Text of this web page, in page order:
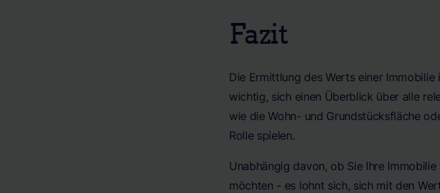
Fazit
Die Ermittlung des Werts einer
wichtig, sich einen Überblick über alle
wie die Wohn- und Grundstücksfläche
Rolle spielen.
Unabhängig davon, ob Sie Ihre
möchten - es lohnt sich, sich mit den